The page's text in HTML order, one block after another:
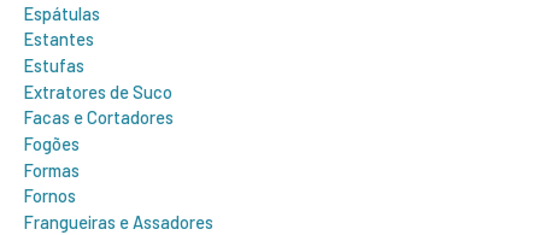
Espátulas
Estantes
Estufas
Extratores de Suco
Facas e Cortadores
Fogões
Formas
Fornos
Frangueiras e Assadores